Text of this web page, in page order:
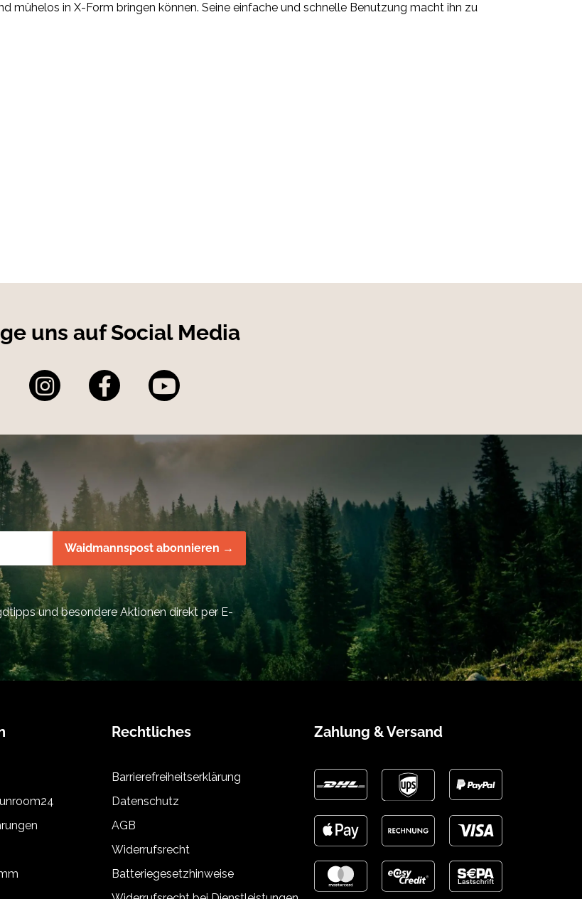
mühelos in X-Form bringen können. Seine einfache und schnelle Benutzung macht ihn zu
uns auf Social Media
Waidmannspost abonnieren →
und besondere Aktionen direkt per E-
Rechtliches
Barrierefreiheitserklärung
Datenschutz
AGB
Widerrufsrecht
Batteriegesetzhinweise
Zahlung & Versand